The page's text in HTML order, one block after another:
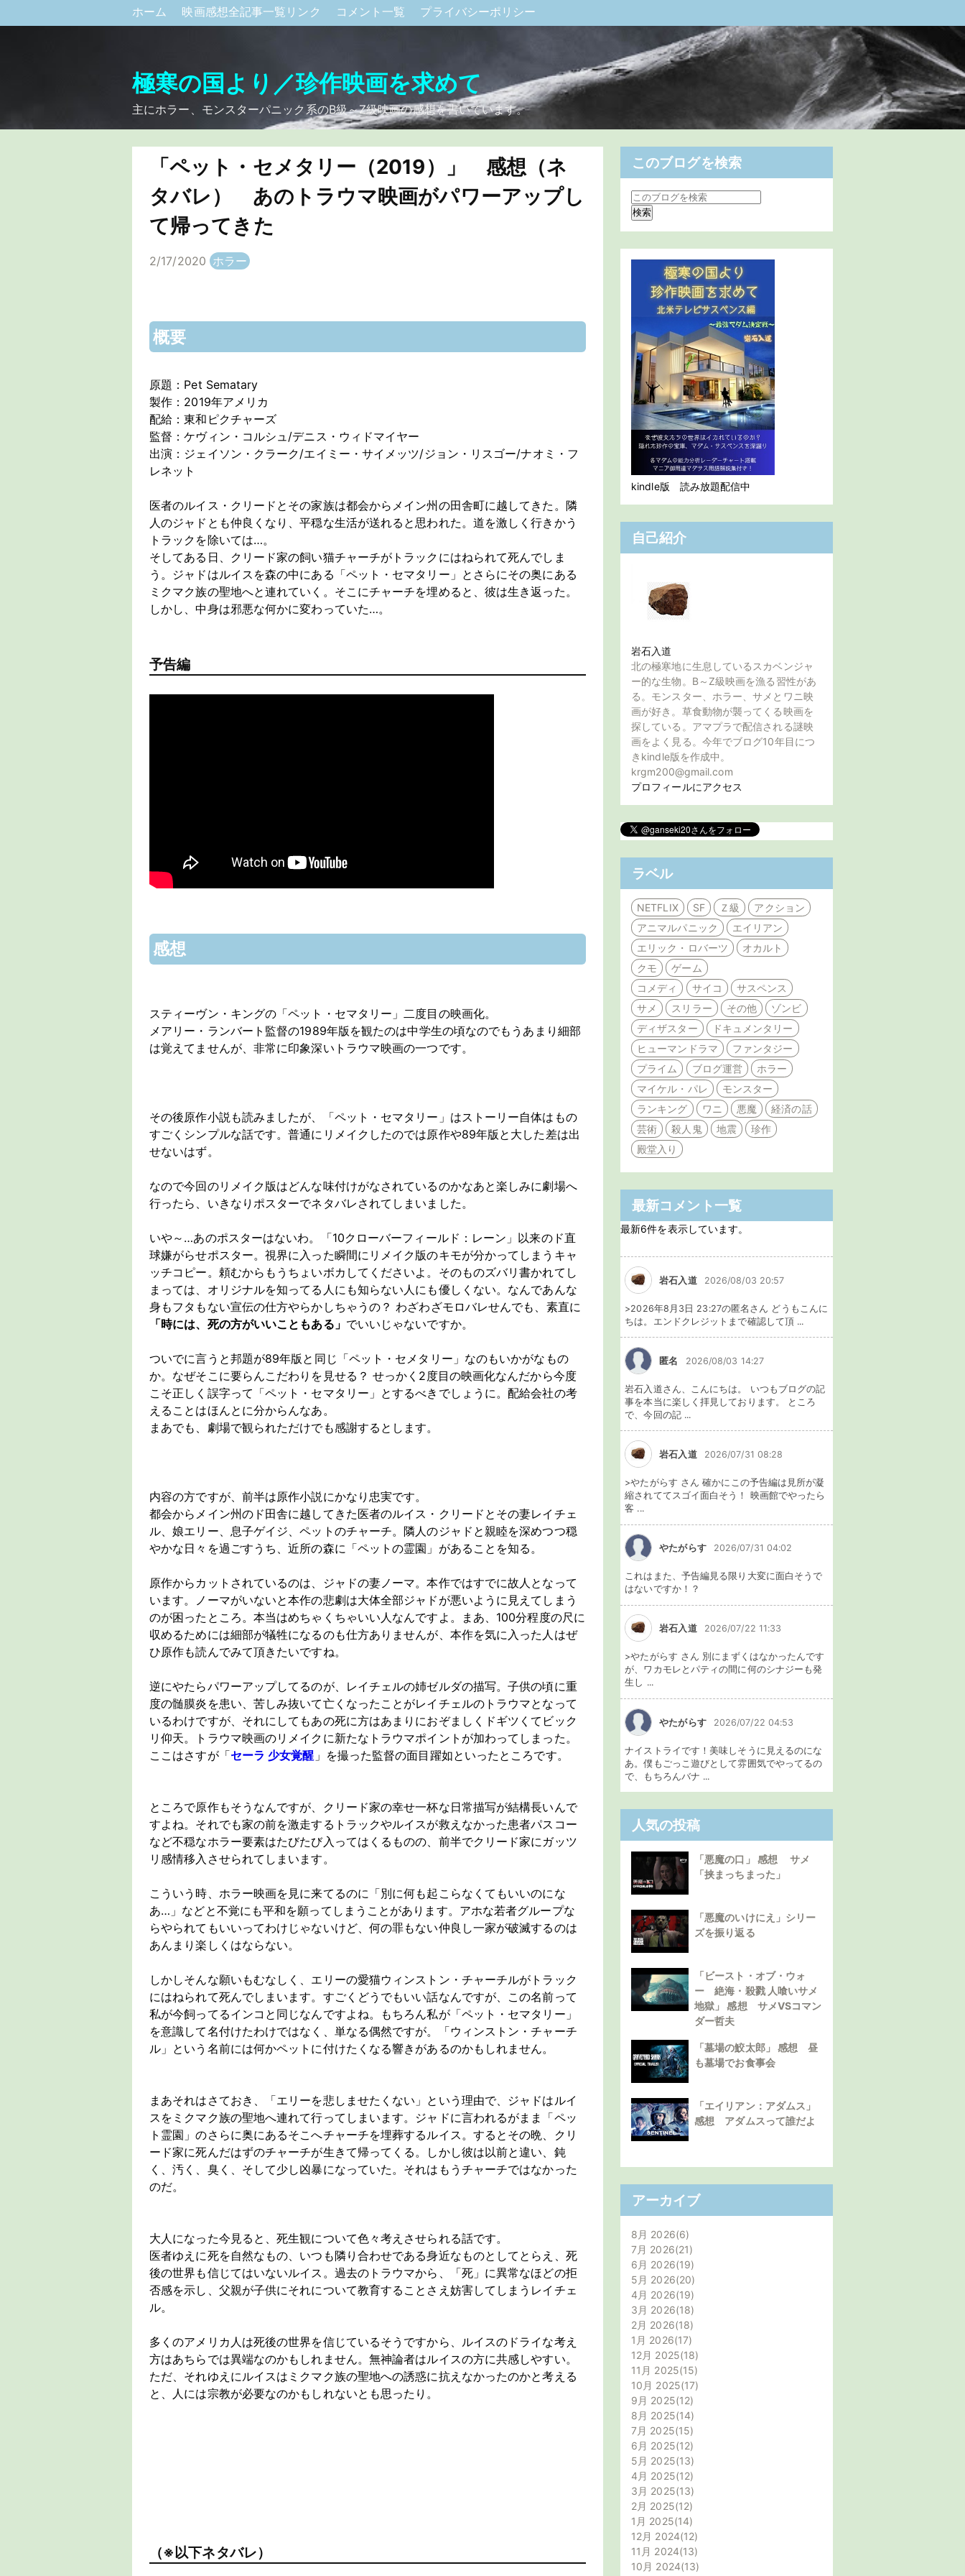
ホーム 映画感想全記事一覧リンク コメント一覧 プライバシーポリシー
極寒の国より／珍作映画を求めて
主にホラー、モンスターパニック系のB級～Z級映画の感想を書いています。
「ペット・セメタリー（2019）」 感想（ネ
タバレ） あのトラウマ映画がパワーアップし
て帰ってきた
2/17/2020 ホラー
概要
原題：Pet Sematary
製作：2019年アメリカ
配給：東和ピクチャーズ
監督：ケヴィン・コルシュ/デニス・ウィドマイヤー
出演：ジェイソン・クラーク/エイミー・サイメッツ/ジョン・リスゴー/ナオミ・フ
レネット
医者のルイス・クリードとその家族は都会からメイン州の田舎町に越してきた。隣
人のジャドとも仲良くなり、平穏な生活が送れると思われた。道を激しく行きかう
トラックを除いては…。
そしてある日、クリード家の飼い猫チャーチがトラックにはねられて死んでしま
う。ジャドはルイスを森の中にある「ペット・セマタリー」とさらにその奥にある
ミクマク族の聖地へと連れていく。そこにチャーチを埋めると、彼は生き返った。
しかし、中身は邪悪な何かに変わっていた…。
予告編
感想
スティーヴン・キングの「ペット・セマタリー」二度目の映画化。
メアリー・ランバート監督の1989年版を観たのは中学生の頃なのでもうあまり細部
は覚えてませんが、非常に印象深いトラウマ映画の一つです。
その後原作小説も読みましたが、「ペット・セマタリー」はストーリー自体はもの
すごくシンプルな話です。普通にリメイクしたのでは原作や89年版と大した差は出
せないはず。
なので今回のリメイク版はどんな味付けがなされているのかなあと楽しみに劇場へ
行ったら、いきなりポスターでネタバレされてしまいました。
いや～…あのポスターはないわ。「10クローバーフィールド：レーン」以来のド直
球嫌がらせポスター。視界に入った瞬間にリメイク版のキモが分かってしまうキャ
ッチコピー。頼むからもうちょいボカしてくださいよ。そのものズバリ書かれてし
まっては、オリジナルを知ってる人にも知らない人にも優しくない。なんであんな
身もフタもない宣伝の仕方やらかしちゃうの？ わざわざモロバレせんでも、素直に
「時には、死の方がいいこともある」 でいいじゃないですか。
ついでに言うと邦題が89年版と同じ「ペット・セメタリー」なのもいかがなもの
か。なぜそこに要らんこだわりを見せる？ せっかく2度目の映画化なんだから今度
こそ正しく誤字って「ペット・セマタリー」とするべきでしょうに。配給会社の考
えることはほんとに分からんなあ。
まあでも、劇場で観られただけでも感謝するとします。
内容の方ですが、前半は原作小説にかなり忠実です。
都会からメイン州のド田舎に越してきた医者のルイス・クリードとその妻レイチェ
ル、娘エリー、息子ゲイジ、ペットのチャーチ。隣人のジャドと親睦を深めつつ穏
やかな日々を過ごすうち、近所の森に「ペットの霊園」があることを知る。
原作からカットされているのは、ジャドの妻ノーマ。本作ではすでに故人となって
います。ノーマがいないと本作の悲劇は大体全部ジャドが悪いように見えてしまう
のが困ったところ。本当はめちゃくちゃいい人なんですよ。まあ、100分程度の尺に
収めるためには細部が犠牲になるのも仕方ありませんが、本作を気に入った人はぜ
ひ原作も読んでみて頂きたいですね。
逆にやたらパワーアップしてるのが、レイチェルの姉ゼルダの描写。子供の頃に重
度の髄膜炎を患い、苦しみ抜いて亡くなったことがレイチェルのトラウマとなって
いるわけですが、それにしてもあの死に方はあまりにおぞましくドギツくてビック
リ仰天。トラウマ映画のリメイクに新たなトラウマポイントが加わってしまった。
ここはさすが「セーラ 少女覚醒 」を撮った監督の面目躍如といったところです。
ところで原作もそうなんですが、クリード家の幸せ一杯な日常描写が結構長いんで
すよね。それでも家の前を激走するトラックやルイスが救えなかった患者パスコー
など不穏なホラー要素はたびたび入ってはくるものの、前半でクリード家にガッツ
リ感情移入させられてしまいます。
こういう時、ホラー映画を見に来てるのに「別に何も起こらなくてもいいのにな
あ…」などと不覚にも平和を願ってしまうことがあります。アホな若者グループな
らやられてもいいってわけじゃないけど、何の罪もない仲良し一家が破滅するのは
あんまり楽しくはならない。
しかしそんな願いもむなしく、エリーの愛猫ウィンストン・チャーチルがトラック
にはねられて死んでしまいます。すごくどうでもいい話なんですが、この名前って
私が今飼ってるインコと同じなんですよね。もちろん私が「ペット・セマタリー」
を意識して名付けたわけではなく、単なる偶然ですが。「ウィンストン・チャーチ
ル」という名前には何かペットに付けたくなる響きがあるのかもしれません。
まあそれはさておき、「エリーを悲しませたくない」という理由で、ジャドはルイ
スをミクマク族の聖地へ連れて行ってしまいます。ジャドに言われるがまま「ペッ
ト霊園」のさらに奥にあるそこへチャーチを埋葬するルイス。するとその晩、クリ
ード家に死んだはずのチャーチが生きて帰ってくる。しかし彼は以前と違い、鈍
く、汚く、臭く、そして少し凶暴になっていた。それはもうチャーチではなかった
のだ。
大人になった今見ると、死生観について色々考えさせられる話です。
医者ゆえに死を自然なもの、いつも隣り合わせである身近なものとしてとらえ、死
後の世界も信じてはいないルイス。過去のトラウマから、「死」に異常なほどの拒
否感を示し、父親が子供にそれについて教育することさえ妨害してしまうレイチェ
ル。
多くのアメリカ人は死後の世界を信じているそうですから、ルイスのドライな考え
方はあちらでは異端なのかもしれません。無神論者はルイスの方に共感しやすい。
ただ、それゆえにルイスはミクマク族の聖地への誘惑に抗えなかったのかと考える
と、人には宗教が必要なのかもしれないとも思ったり。
（※以下ネタバレ）
このブログを検索
kindle版 読み放題配信中
自己紹介
岩石入道
北の極寒地に生息しているスカベンジャ
ー的な生物。B～Z級映画を漁る習性があ
る。モンスター、ホラー、サメとワニ映
画が好き。草食動物が襲ってくる映画を
探している。アマプラで配信される謎映
画をよく見る。今年でブログ10年目につ
きkindle版を作成中。
krgm200@gmail.com
プロフィールにアクセス
ラベル
NETFLIX SF Ｚ級
アクション
アニマルパニック
エイリアン
エリック・ロバーツ
オカルト
クモ
ゲーム
コメディ
サイコ
サスペンス
サメ
スリラー その他
ゾンビ
ディザスター
ドキュメンタリー
ヒューマンドラマ
ファンタジー
プライム
ブログ運営
ホラー
マイケル・パレ
モンスター
ランキング
ワニ 悪魔
経済の話
芸術
殺人鬼 地震
珍作
殿堂入り
最新コメント一覧
最新6件を表示しています。
岩石入道 2026/08/03 20:57
>2026年8月3日 23:27の匿名さん どうもこんに
ちは。エンドクレジットまで確認して頂 ...
匿名 2026/08/03 14:27
岩石入道さん、こんにちは。 いつもブログの記
事を本当に楽しく拝見しております。 ところ
で、今回の記 ...
岩石入道 2026/07/31 08:28
>やたがらす さん 確かにこの予告編は見所が凝
縮されててスゴイ面白そう！ 映画館でやったら
客 ...
やたがらす 2026/07/31 04:02
これはまた、予告編見る限り大変に面白そうで
はないですか！？
岩石入道 2026/07/22 11:33
>やたがらす さん 別にまずくはなかったんです
が、ワカモレとパティの間に何のシナジーも発
生し ...
やたがらす 2026/07/22 04:53
ナイストライです！美味しそうに見えるのにな
あ。僕もごっこ遊びとして雰囲気でやってるの
で、もちろんバナ ...
人気の投稿
「悪魔の口」 感想 サメ
「挟まっちまった」
「悪魔のいけにえ」シリー
ズを振り返る
「ビースト・オブ・ウォ
ー 絶海・殺戮 人喰いサメ
地獄」 感想 サメVSコマン
ダー哲夫
「墓場の鮫太郎」 感想 昼
も墓場でお食事会
「エイリアン：アダムス」
感想 アダムスって誰だよ
アーカイブ
8月 2026 6
7月 2026 21
6月 2026 19
5月 2026 20
4月 2026 19
3月 2026 18
2月 2026 18
1月 2026 17
12月 2025 18
11月 2025 15
10月 2025 17
9月 2025 12
8月 2025 14
7月 2025 15
6月 2025 12
5月 2025 13
4月 2025 12
3月 2025 13
2月 2025 12
1月 2025 14
12月 2024 12
11月 2024 13
10月 2024 13